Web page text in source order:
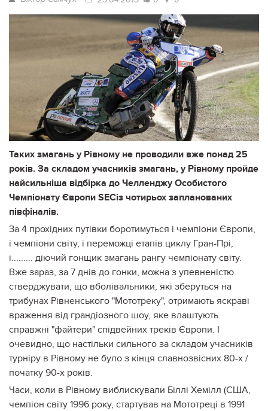
Таких змагань у Рівному не проводили вже понад 25
років. За складом учасників змагань, у Рівному пройде
найсильніша відбірка до Челленджу Особистого
Чемпіонату Європи SECіз чотирьох запланованих
півфіналів.
За 4 прохідних путівки боротимуться і чемпіони Європи,
і чемпіони світу, і переможці етапів циклу Гран-Прі,
і......... діючий гонщик змагань рангу чемпіонату світу.
Вже зараз, за 7 днів до гонки, можна з упевненістю
стверджувати, що вболівальники, які зберуться на
трибунах Рівненського "Мототреку", отримають яскраві
враження від грандіозного шоу, яке влаштують
справжні "файтери" спідвейних треків Європи. І
очевидно, що настільки сильного за складом учасників
турніру в Рівному не було з кінця славнозвісних 80-х /
початку 90-х років.
Часи, коли в Рівному виблискували Біллі Хемілл (США,
чемпіон світу 1996 року, стартував на Мототреці в 1991